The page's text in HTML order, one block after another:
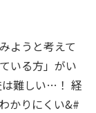
ようと考えて
いる方」がい
は難しい…！ 経
かりにくい&#